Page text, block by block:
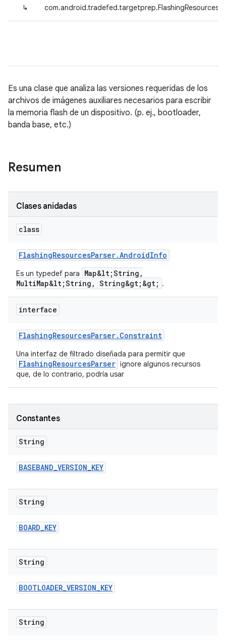
↳
Es una clase que analiza las versiones requeridas de los
archivos de imágenes auxiliares necesarios para escribir
la memoria flash de un dispositivo. (p. ej., bootloader,
banda base, etc.)
Resumen
Clases anidadas
class
FlashingResourcesParser.AndroidInfo
Es un typedef para
Map&lt;String,
MultiMap&lt;String, String&gt;&gt; .
interface
FlashingResourcesParser. Constraint
Una interfaz de filtrado diseñada para permitir que
FlashingResourcesParser ignore algunos recursos
que, de lo contrario, podría usar
Constantes
String
BASEBAND_VERSION_KEY
String
BOARD_KEY
String
BOOTLOADER_VERSION_KEY
String